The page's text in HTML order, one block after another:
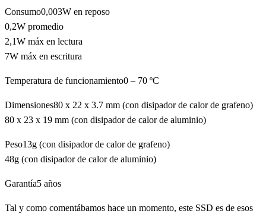
Consumo0,003W en reposo
0,2W promedio
2,1W máx en lectura
7W máx en escritura
Temperatura de funcionamiento0 – 70 ºC
Dimensiones80 x 22 x 3.7 mm (con disipador de calor de grafeno)
80 x 23 x 19 mm (con disipador de calor de aluminio)
Peso13g (con disipador de calor de grafeno)
48g (con disipador de calor de aluminio)
Garantía5 años
Tal y como comentábamos hace un momento, este SSD es de esos